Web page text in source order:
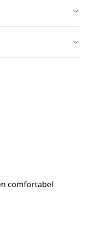
comfortabel